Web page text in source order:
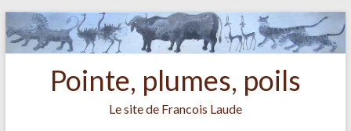
Aller
au
contenu
Pointe, plumes, poils
Le site de Francois Laude